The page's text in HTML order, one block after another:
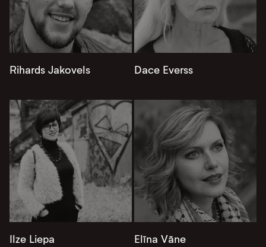
Rihards Jakovels Dace Everss
Ilze Liepa Elīna Vāne